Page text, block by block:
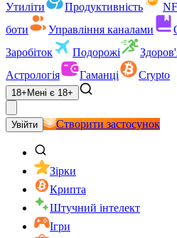
Утиліти
Продуктивність
боти
Управління каналами
Заробіток
Подорожі
Астрологія
Гаманці Crypto
18+ Мені є 18+
Увійти Створити застосунок
Зірки
Крипта
Штучний інтелект
Ігри